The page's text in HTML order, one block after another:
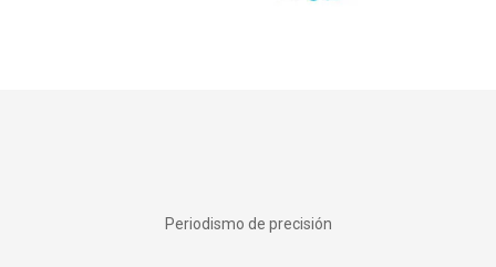
Periodismo de precisión